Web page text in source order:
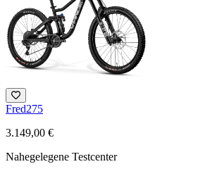
Fred275
3.149,00 €
Nahegelegene Testcenter